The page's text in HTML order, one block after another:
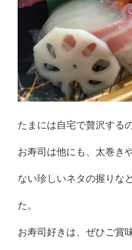
たまには自宅で贅沢する
お寿司は他にも、太巻き
ない珍しいネタの握りな
た。
お寿司好きは、ぜひご賞